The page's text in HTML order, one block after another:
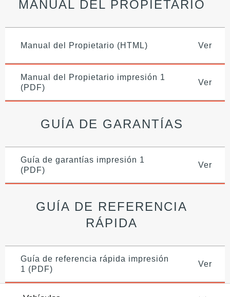
MANUAL DEL PROPIETARIO
Manual del Propietario (HTML) Ver
Manual del Propietario impresión 1
(PDF)
Ver
GUÍA DE GARANTÍAS
Guía de garantías impresión 1
(PDF)
Ver
GUÍA DE REFERENCIA
RÁPIDA
Guía de referencia rápida impresión
1 (PDF)
Ver